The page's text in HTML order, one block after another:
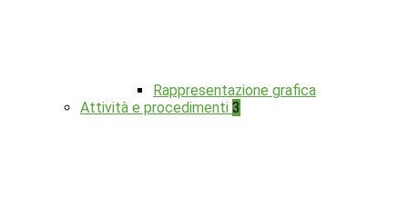
Rappresentazione grafica
Attività e procedimenti 3